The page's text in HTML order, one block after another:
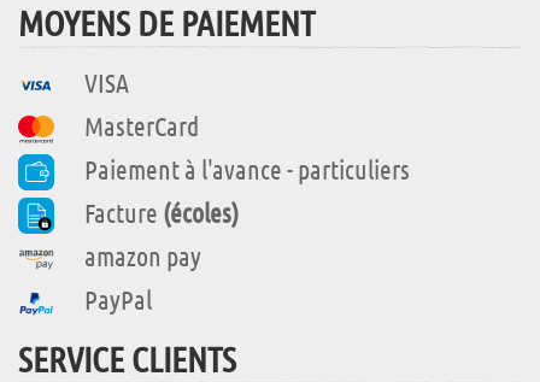
MOYENS DE PAIEMENT
VISA
MasterCard
Paiement à l'avance - particuliers
Facture (écoles)
amazon pay
PayPal
SERVICE CLIENTS